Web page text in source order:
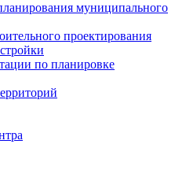
муниципального
проектирования
по планировке